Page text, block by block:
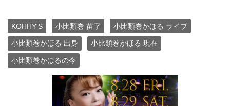
KOHHY'S 小比類巻 苗字 小比類巻かほる ライブ
小比類巻かほる 出身 小比類巻かほる 現在
小比類巻かほるの今